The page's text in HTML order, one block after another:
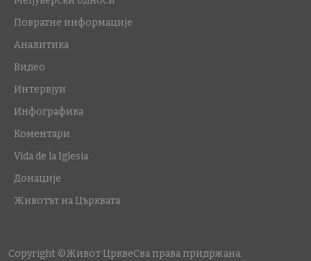
Повратне информације
Аналитика
Видео
Интервјуи
Инфографика
Коментари
Vida de la Iglesia
Донације
Животът на Църквата
Copyright ©Живот ЦрквеСва права придржана.